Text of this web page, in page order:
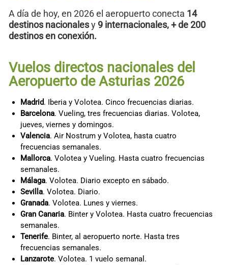
A día de hoy, en 2026 el aeropuerto conecta 14
destinos nacionalesy 9 internacionales, + de 200
destinos en conexión.
Vuelos directos nacionales del
Aeropuerto de Asturias 2026
Madrid. Iberia y Volotea. Cinco frecuencias diarias.
Barcelona. Vueling, tres frecuencias diarias. Volotea,
jueves, viernes y domingos.
Valencia. Air Nostrum y Volotea, hasta cuatro
frecuencias semanales.
Mallorca. Volotea y Vueling. Hasta cuatro frecuencias
semanales.
Málaga. Volotea. Diario excepto en sábado.
Sevilla. Volotea. Diario.
Granada. Volotea. Lunes y viernes.
Gran Canaria. Binter y Volotea. Hasta cuatro frecuencias
semanales.
Tenerife. Binter, al aeropuerto norte. Hasta tres
frecuencias semanales.
Lanzarote. Volotea. 1 vuelo semanal.